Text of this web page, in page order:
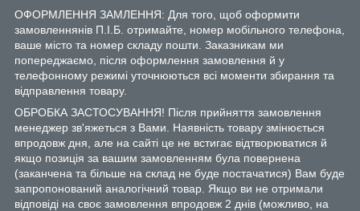
ОФОРМЛЕННЯ ЗАМЛЕННЯ: Для того, щоб оформити
замовленнянів П.І.Б. отримайте, номер мобільного телефона,
ваше місто та номер складу пошти. Заказникам ми
попереджаємо, після оформлення замовлення й у
телефонному режимі уточнюються всі моменти збирання та
відправлення товару.
ОБРОБКА ЗАСТОСУВАННЯ! Після прийняття замовлення
менеджер зв'яжеться з Вами. Наявність товару змінюється
впродовж дня, але на сайті це не встигає відтворюватися й
якщо позиція за вашим замовленням була повернена
(заканчена та більше на склад не буде постачатися) Вам буде
запропонований аналогічний товар. Якщо ви не отримали
відповіді на своє замовлення впродовж 2 днів (можливо, на